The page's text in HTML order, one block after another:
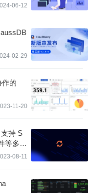
06-12
02-29
的
11-20
持 S
等多渠
08-11